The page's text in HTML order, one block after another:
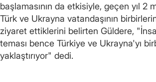
başlamasının da etkisiyle, geçen yıl 2
Türk ve Ukrayna vatandaşının
ziyaret ettiklerini belirten Güldere,
teması bence Türkiye ve Ukrayna'yı
yaklaştırıyor" dedi.